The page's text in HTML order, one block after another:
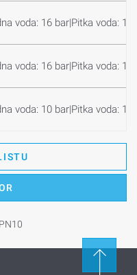
voda: 16 bar|Pitka voda: 16
voda: 16 bar|Pitka voda: 16
voda: 10 bar|Pitka voda: 10